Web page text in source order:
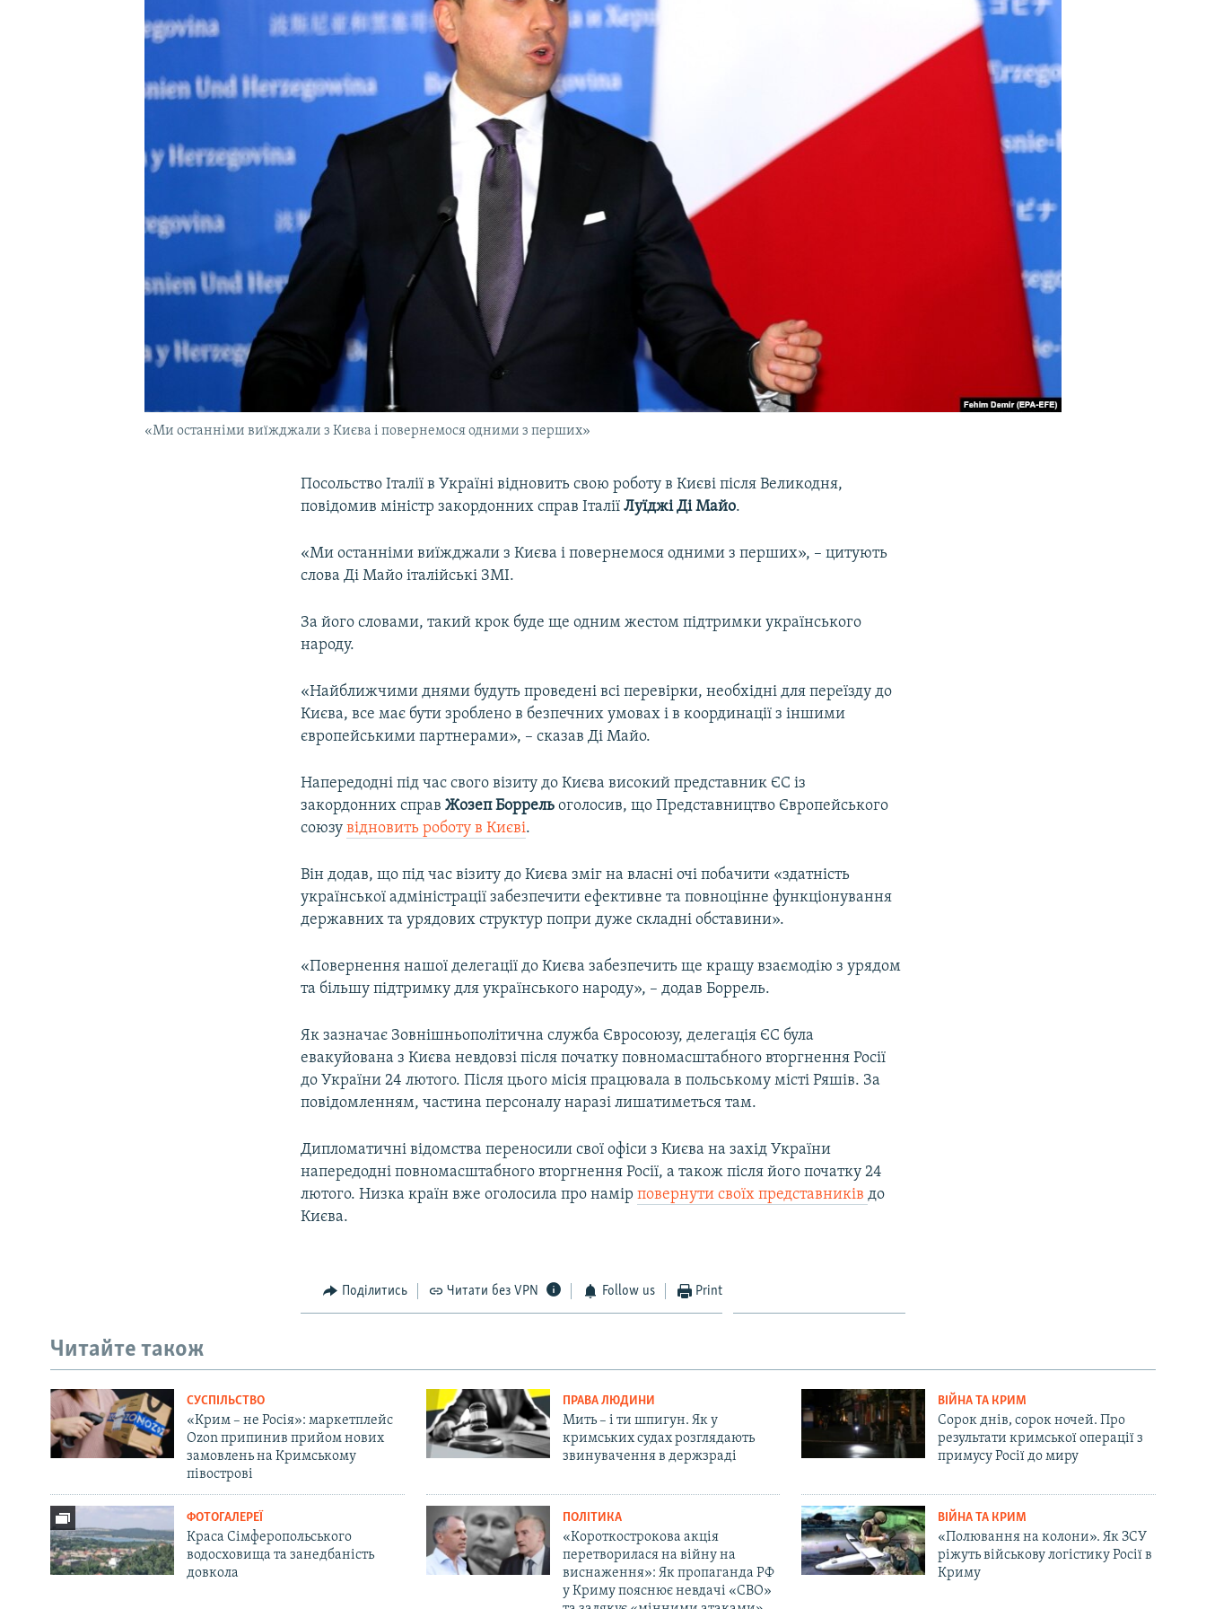
«Ми останніми виїжджали з Києва і повернемося одними з перших»
Посольство Італії в Україні відновить свою роботу в Києві після Великодня,
повідомив міністр закордонних справ ІталіїЛуїджі Ді Майо.
«Ми останніми виїжджали з Києва і повернемося одними з перших», – цитують
слова Ді Майо італійські ЗМІ.
За його словами, такий крок буде ще одним жестом підтримки українського
народу.
«Найближчими днями будуть проведені всі перевірки, необхідні для переїзду до
Києва, все має бути зроблено в безпечних умовах і в координації з іншими
європейськими партнерами», – сказав Ді Майо.
Напередодні під час свого візиту до Києва високий представник ЄС із
закордонних справЖозеп Боррель оголосив, що Представництво Європейського
союзувідновить роботу в Києві.
Він додав, що під час візиту до Києва зміг на власні очі побачити «здатність
української адміністрації забезпечити ефективне та повноцінне функціонування
державних та урядових структур попри дуже складні обставини».
«Повернення нашої делегації до Києва забезпечить ще кращу взаємодію з урядом
та більшу підтримку для українського народу», – додав Боррель.
Як зазначає Зовнішньополітична служба Євросоюзу, делегація ЄС була
евакуйована з Києва невдовзі після початку повномасштабного вторгнення Росії
до України 24 лютого. Після цього місія працювала в польському місті Ряшів. За
повідомленням, частина персоналу наразі лишатиметься там.
Дипломатичні відомства переносили свої офіси з Києва на захід України
напередодні повномасштабного вторгнення Росії, а також після його початку 24
лютого. Низка країн вже оголосила про намірповернути своїх представниківдо
Києва.
Поділитись Читати без VPN Follow us Print
Читайте також
СУСПІЛЬСТВО
«Крим – не Росія»: маркетплейс
Ozon припинив прийом нових
замовлень на Кримському
півострові
ПРАВА ЛЮДИНИ
Мить – і ти шпигун. Як у
кримських судах розглядають
звинувачення в держзраді
ВІЙНА ТА КРИМ
Сорок днів, сорок ночей. Про
результати кримської операції з
примусу Росії до миру
ФОТОГАЛЕРЕЇ
Краса Сімферопольського
водосховища та занедбаність
довкола
ПОЛІТИКА
«Короткострокова акція
перетворилася на війну на
виснаження»: Як пропаганда РФ
у Криму пояснює невдачі «СВО»
ВІЙНА ТА КРИМ
«Полювання на колони». Як ЗСУ
ріжуть військову логістику Росії в
Криму